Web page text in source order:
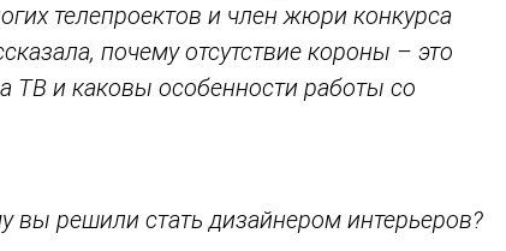
телепроектов и член жюри конкурса
почему отсутствие короны – это
ТВ и каковы особенности работы со
вы решили стать дизайнером интерьеров?